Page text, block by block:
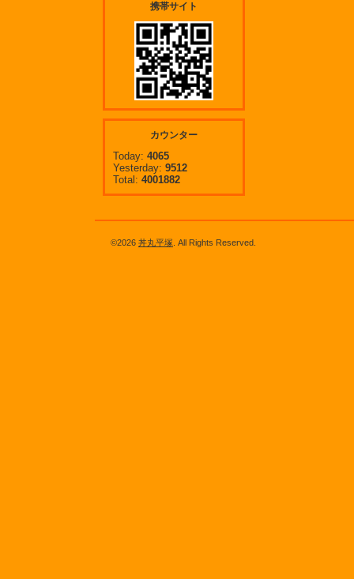
携帯サイト
カウンター
Today: 4065
Yesterday: 9512
Total: 4001882
©2026 丼丸平塚 . All Rights Reserved.